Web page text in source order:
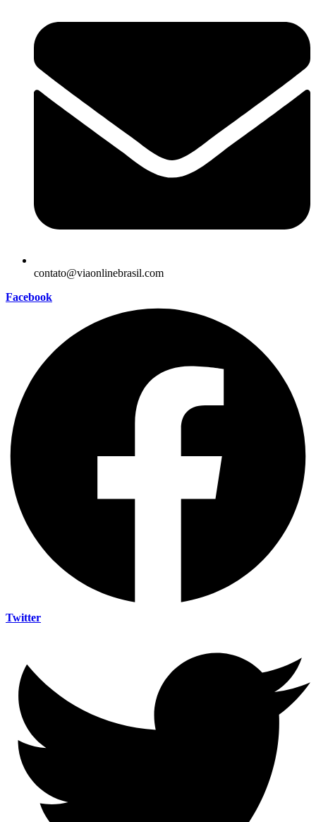
contato@viaonlinebrasil.com
Facebook
Twitter